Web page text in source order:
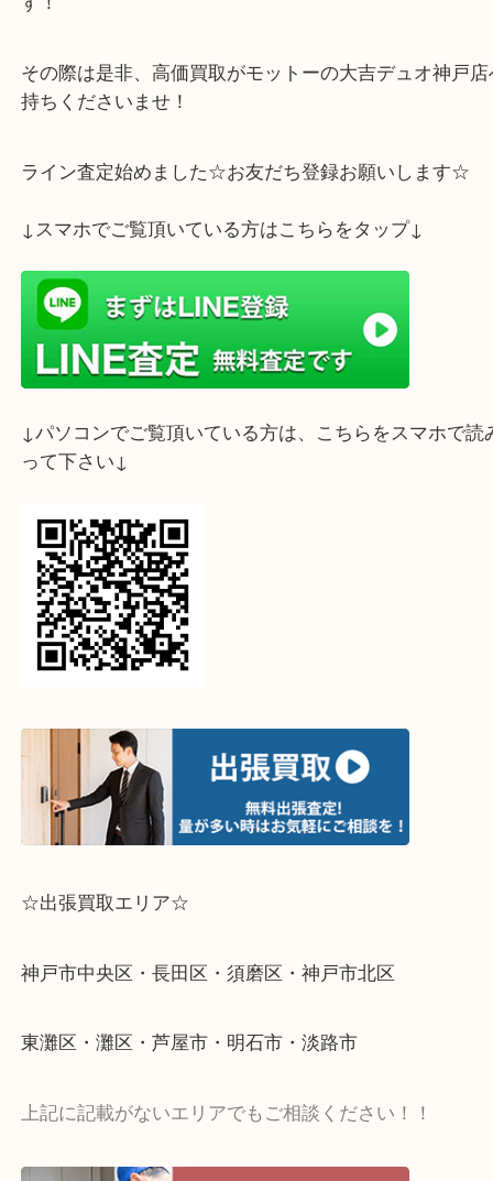
クレドールのフェニックスをお客様より買取させ
ました。
匂わせる。
すなわち！オンオフ兼用が可能ということです！
セカンドウォッチも複数あって使っていないなど、
その際は是非、高価買取がモットーの大吉デュオ神
持ちくださいませ！